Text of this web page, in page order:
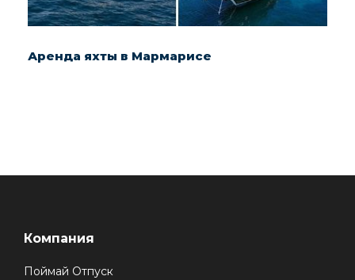
Аренда яхты в Мармарисе
Компания
Поймай Отпуск